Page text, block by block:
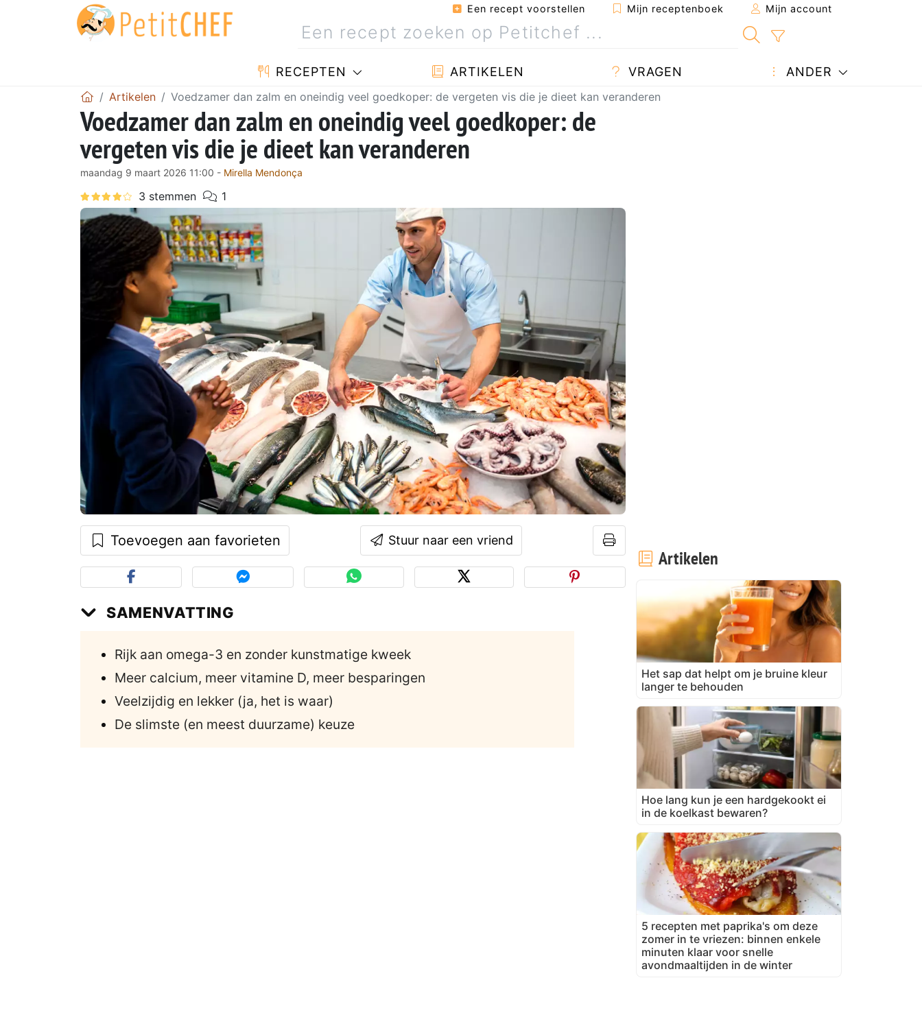
Een recept voorstellen Mijn receptenboek Mijn account
RECEPTEN ARTIKELEN VRAGEN ANDER
Artikelen Voedzamer dan zalm en oneindig veel goedkoper: de vergeten vis die je dieet kan veranderen
Voedzamer dan zalm en oneindig veel goedkoper: de
vergeten vis die je dieet kan veranderen
maandag 9 maart 2026 11:00 - Mirella Mendonça
Toevoegen aan favorieten Stuur naar een vriend
SAMENVATTING
Rijk aan omega-3 en zonder kunstmatige kweek
Meer calcium, meer vitamine D, meer besparingen
Veelzijdig en lekker (ja, het is waar)
De slimste (en meest duurzame) keuze
Artikelen
Het sap dat helpt om je bruine kleur
langer te behouden
Hoe lang kun je een hardgekookt ei
in de koelkast bewaren?
5 recepten met paprika's om deze
zomer in te vriezen: binnen enkele
minuten klaar voor snelle
avondmaaltijden in de winter